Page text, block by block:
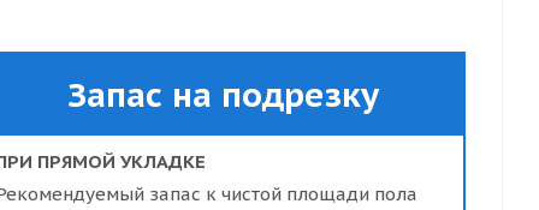
Запас на подрезку
ПРЯМОЙ УКЛАДКЕ
запас к чистой площади пола